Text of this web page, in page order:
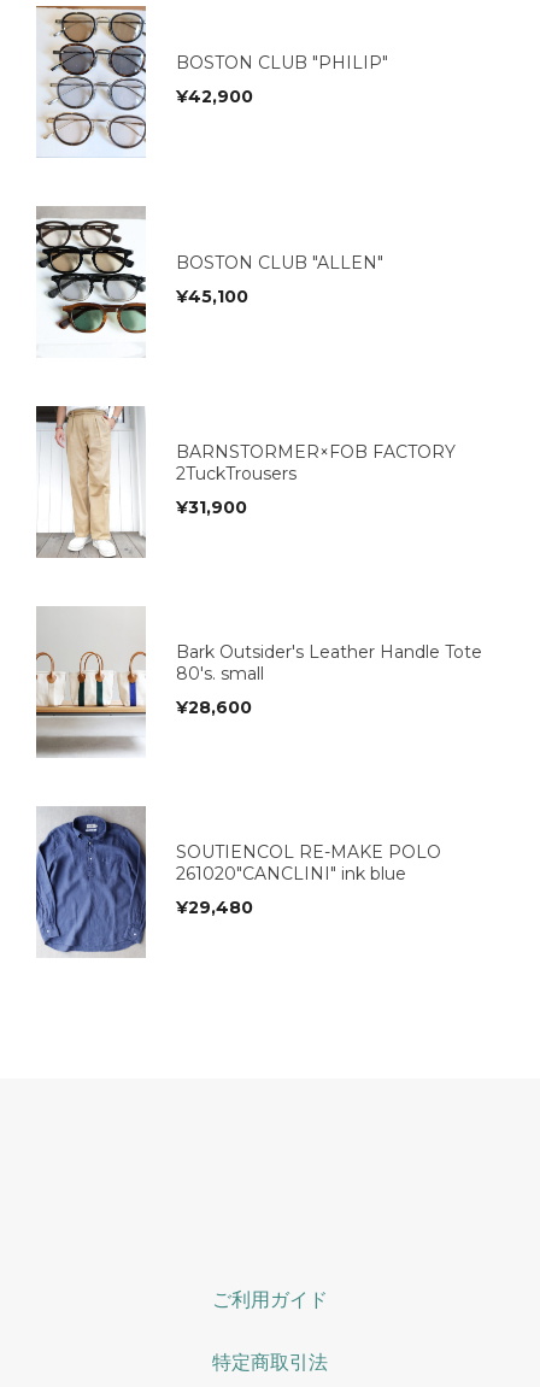
BOSTON CLUB "PHILIP"
¥42,900
BOSTON CLUB "ALLEN"
¥45,100
BARNSTORMER×FOB FACTORY
2TuckTrousers
¥31,900
Bark Outsider's Leather Handle Tote
80's. small
¥28,600
SOUTIENCOL RE-MAKE POLO
261020"CANCLINI" ink blue
¥29,480
ご利用ガイド
特定商取引法